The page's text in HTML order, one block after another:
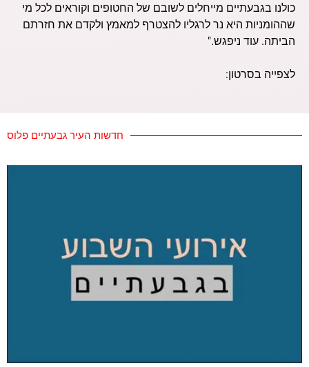
כולנו בגבעתיים מייחלים לשובם של החטופים וקוראים לכל מי
שההומניות היא נר לרגליו להצטרף למאמץ ולקדם את חזרתם
הביתה. עוד ניפגש."
לצפייה בסרטון:
חדשות העיר גבעתיים פלוס